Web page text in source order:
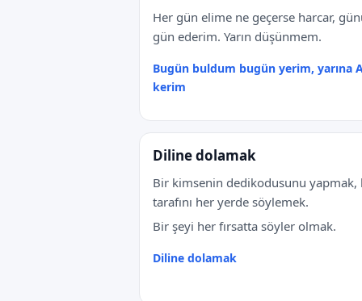
Her gün elime ne geçerse harcar,
gün ederim. Yarın düşünmem.
Bugün buldum bugün yerim, yarına
kerim
Diline dolamak
Bir kimsenin dedikodusunu yapmak,
tarafını her yerde söylemek.
Bir şeyi her fırsatta söyler olmak.
Diline dolamak